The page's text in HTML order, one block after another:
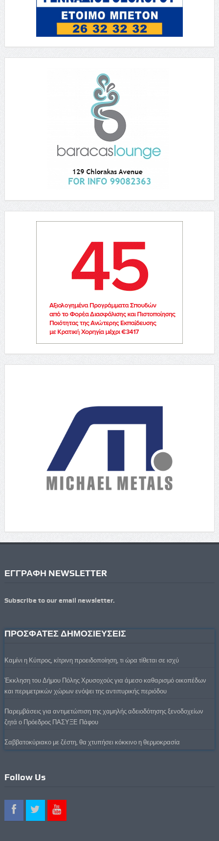
ΕΓΓΡΑΦΗ NEWSLETTER
Subscribe to our email newsletter.
ΠΡΟΣΦΑΤΕΣ ΔΗΜΟΣΙΕΥΣΕΙΣ
Καμίνι η Κύπρος, κίτρινη προειδοποίηση, τι ώρα τίθεται σε ισχύ
Έκκληση του Δήμου Πόλης Χρυσοχούς για άμεσο καθαρισμό οικοπέδων
και περιμετρικών χώρων ενόψει της αντιπυρικής περιόδου
Παρεμβάσεις για αντιμετώπιση της χαμηλής αδειοδότησης ξενοδοχείων
ζητά ο Πρόεδρος ΠΑΣΥΞΕ Πάφου
Σαββατοκύριακο με ζέστη, θα χτυπήσει κόκκινο η θερμοκρασία
Follow Us